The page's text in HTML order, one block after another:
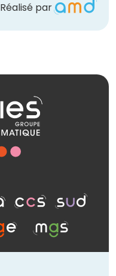
Réalisé par